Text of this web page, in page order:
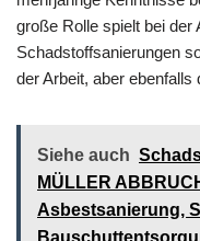
große Rolle spielt bei der
Schadstoffsanierungen
der Arbeit, aber ebenfalls
Siehe auch
MÜLLER
Asbestsanierung,